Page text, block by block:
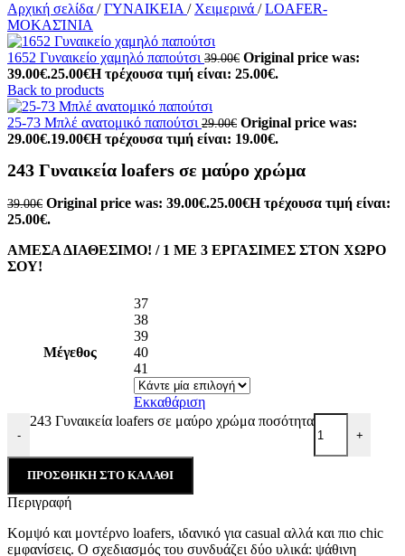
Αρχική σελίδα / ΓΥΝΑΙΚΕΙΑ / Χειμερινά / LOAFER-
ΜΟΚΑΣΊΝΙΑ
1652 Γυναικείο χαμηλό παπούτσι 39.00€ Original price was:
39.00€.25.00€Η τρέχουσα τιμή είναι: 25.00€.
Back to products
25-73 Μπλέ ανατομικό παπούτσι 29.00€ Original price was:
29.00€.19.00€Η τρέχουσα τιμή είναι: 19.00€.
243 Γυναικεία loafers σε μαύρο χρώμα
39.00€ Original price was: 39.00€.25.00€Η τρέχουσα τιμή είναι:
25.00€.
ΑΜΕΣΑ ΔΙΑΘΕΣΙΜΟ! / 1 ΜΕ 3 ΕΡΓΑΣΙΜΕΣ ΣΤΟΝ ΧΩΡΟ
ΣΟΥ!
Μέγεθος
37
38
39
40
41
Εκκαθάριση
-
243 Γυναικεία loafers σε μαύρο χρώμα ποσότητα
+
ΠΡΟΣΘΉΚΗ ΣΤΟ ΚΑΛΆΘΙ
Περιγραφή
Kομψό και μοντέρνο loafers, ιδανικό για casual αλλά και πιο chic
εμφανίσεις. Ο σχεδιασμός του συνδυάζει δύο υλικά: ψάθινη